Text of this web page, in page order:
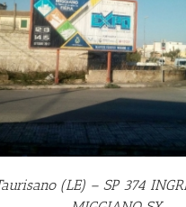
(LE) – SP 374